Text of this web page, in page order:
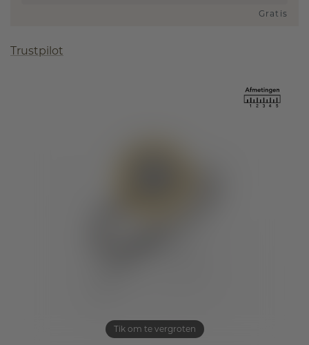
Tik om te vergroten
Gratis
Trustpilot